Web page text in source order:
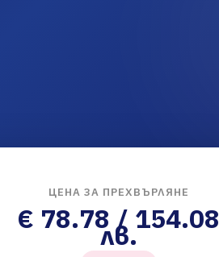
ЦЕНА ЗА ПРЕХВЪРЛЯНЕ
€ 78.78 / 154.08
лв.